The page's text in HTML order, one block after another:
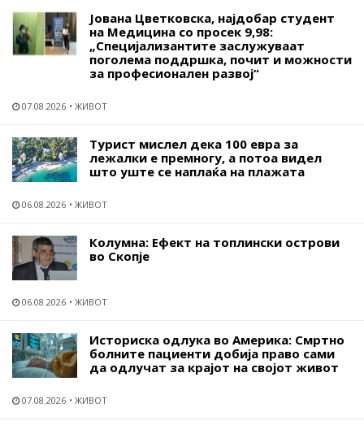
Јована Цветковска, најдобар студент
на Медицина со просек 9,98:
„Специјализантите заслужуваат
поголема поддршка, почит и можности
за професионален развој“
07.08.2026 ЖИВОТ
Турист мислел дека 100 евра за
лежалки е премногу, а потоа видел
што уште се наплаќа на плажата
06.08.2026 ЖИВОТ
Колумна: Ефект на топлински острови
во Скопје
06.08.2026 ЖИВОТ
Историска одлука во Америка: Смртно
болните пациенти добија право сами
да одлучат за крајот на својот живот
07.08.2026 ЖИВОТ